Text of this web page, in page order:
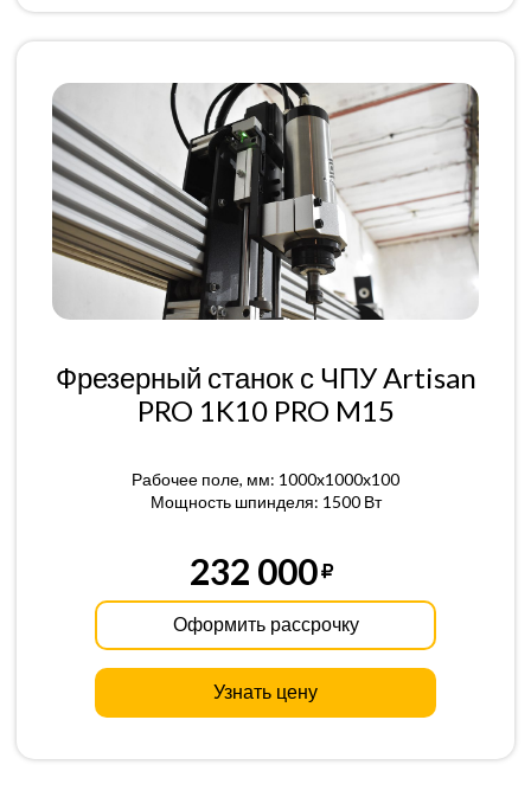
Фрезерный станок с ЧПУ Artisan
PRO 1K10 PRO M15
Рабочее поле, мм: 1000x1000x100
Мощность шпинделя: 1500 Вт
232 000
Оформить рассрочку
Узнать цену